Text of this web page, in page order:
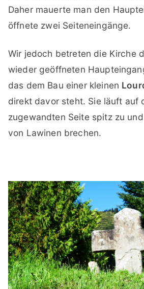
Daher mauerte man den
öffnete zwei Seiteneingänge.
Wir jedoch betreten die Kirche
wieder geöffneten
das dem Bau einer kleinen
direkt davor steht. Sie läuft auf
zugewandten Seite spitz zu
von Lawinen brechen.